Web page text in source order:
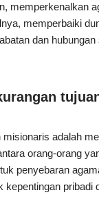
memperkenalkan
memperbaiki
dan hubungan
misionaris adalah
orang-orang
penyebaran
kepentingan pribadi